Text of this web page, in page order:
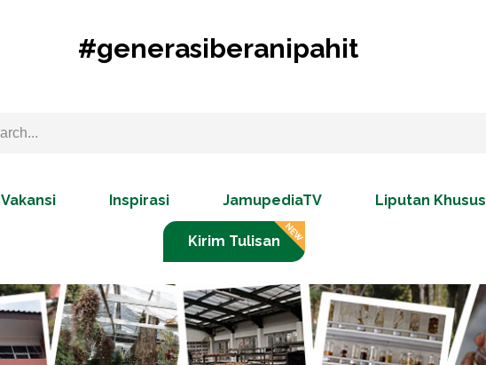
#generasiberanipahit
Vakansi Inspirasi JamupediaTV Liputan Khusus
Kirim Tulisan